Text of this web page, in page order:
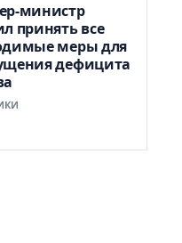
министр
принять все
меры для
дефицита